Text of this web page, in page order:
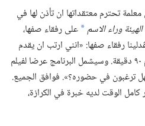
تحترم معتقداتها ان تأذن لها في
وراء الاسم* على رفقاء صفها،‏
رفقاء صفها:‏ «انني ارتب ان يقدم
احد اصدقائي للصف برنامجا يدوم ٩٠ دقيقة.‏ وسيشمل البرنامج عرضا لفيلم
ترغبون في حضوره؟‏».‏ فوافق الجميع.‏
الوقت لديه خبرة في الكرازة،‏